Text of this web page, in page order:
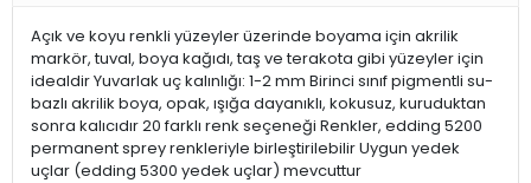
Açık ve koyu renkli yüzeyler üzerinde boyama için akrilik
markör, tuval, boya kağıdı, taş ve terakota gibi yüzeyler için
idealdir Yuvarlak uç kalınlığı: 1-2 mm Birinci sınıf pigmentli su-
bazlı akrilik boya, opak, ışığa dayanıklı, kokusuz, kuruduktan
sonra kalıcıdır 20 farklı renk seçeneği Renkler, edding 5200
permanent sprey renkleriyle birleştirilebilir Uygun yedek
uçlar (edding 5300 yedek uçlar) mevcuttur